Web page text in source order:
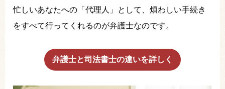
忙しいあなたへの「代理人」として、煩わしい手続き
をすべて行ってくれるのが弁護士なのです。
弁護士と司法書士の違いを詳しく